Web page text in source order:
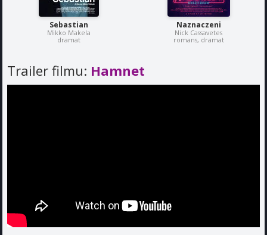
Sebastian
Mikko Makela
dramat
Naznaczeni
Nick Cassavetes
romans, dramat
Trailer filmu: Hamnet